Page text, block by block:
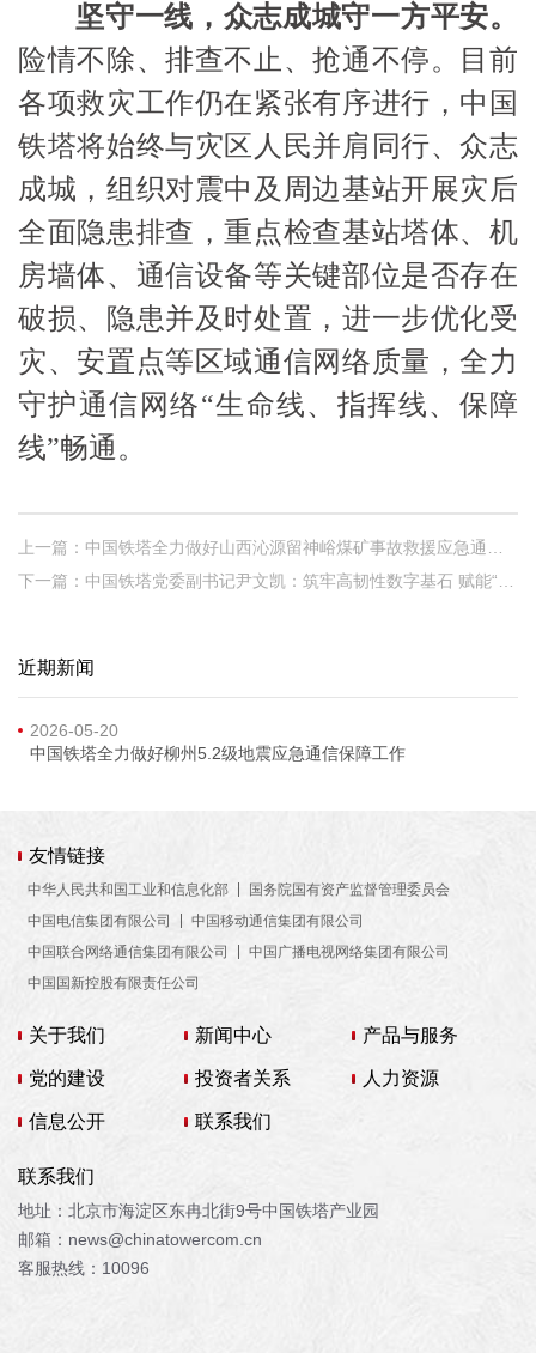
坚守一线，众志成城守一方平安。
险情不除、排查不止、抢通不停。目前
各项救灾工作仍在紧张有序进行，中国
铁塔将始终与灾区人民并肩同行、众志
成城，组织对震中及周边基站开展灾后
全面隐患排查，重点检查基站塔体、机
房墙体、通信设备等关键部位是否存在
破损、隐患并及时处置，进一步优化受
灾、安置点等区域通信网络质量，全力
守护通信网络“生命线、指挥线、保障
线”畅通。
近期新闻
2026-05-20
中国铁塔全力做好柳州5.2级地震应急通信保障工作
友情链接
中华人民共和国工业和信息化部
国务院国有资产监督管理委员会
中国电信集团有限公司
中国移动通信集团有限公司
中国联合网络通信集团有限公司
中国广播电视网络集团有限公司
中国国新控股有限责任公司
关于我们 新闻中心 产品与服务
党的建设 投资者关系 人力资源
信息公开 联系我们
联系我们
地址：北京市海淀区东冉北街9号中国铁塔产业园
邮箱：news@chinatowercom.cn
客服热线：10096